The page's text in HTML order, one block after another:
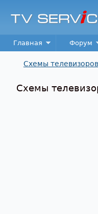
TV
Service
Main menu
Главная Форум
Схемы телевизоров
Схемы